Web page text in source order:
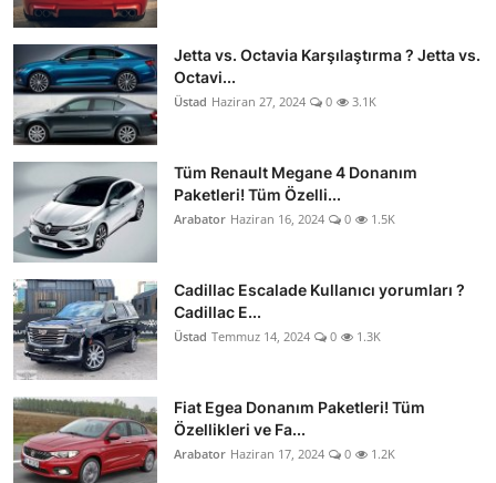
Jetta vs. Octavia Karşılaştırma ? Jetta vs.
Octavi...
Üstad Haziran 27, 2024 0 3.1K
Tüm Renault Megane 4 Donanım
Paketleri! Tüm Özelli...
Arabator Haziran 16, 2024 0 1.5K
Cadillac Escalade Kullanıcı yorumları ?
Cadillac E...
Üstad Temmuz 14, 2024 0 1.3K
Fiat Egea Donanım Paketleri! Tüm
Özellikleri ve Fa...
Arabator Haziran 17, 2024 0 1.2K